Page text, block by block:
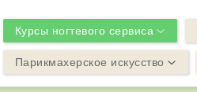
Курсы ногтевого сервиса
Парикмахерское искусство